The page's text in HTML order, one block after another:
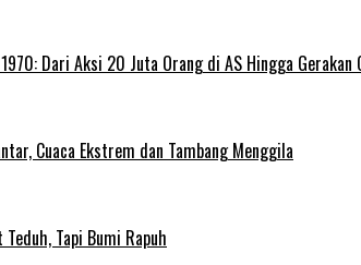
Dari Aksi 20 Juta Orang di AS Hingga Gerakan
Cuaca Ekstrem dan Tambang Menggila
Tapi Bumi Rapuh